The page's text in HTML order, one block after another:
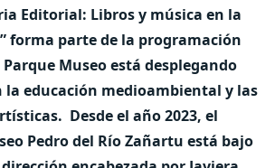
Editorial: Libros y música en la
forma parte de la programación
Parque Museo está desplegando
la educación medioambiental y las
Desde el año 2023, el
Pedro del Río Zañartu está bajo